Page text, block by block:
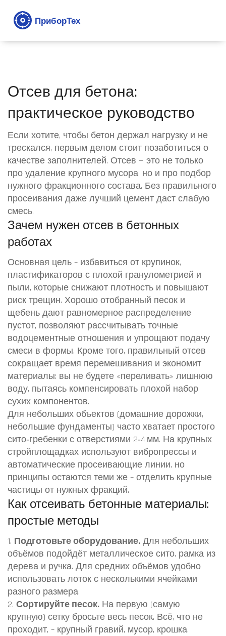
Отсев для бетона:
практическое руководство
Если хотите, чтобы бетон держал нагрузку и не
трескался, первым делом стоит позаботиться о
качестве заполнителей. Отсев — это не только
про удаление крупного мусора, но и про подбор
нужного фракционного состава. Без правильного
просеивания даже лучший цемент даст слабую
смесь.
Зачем нужен отсев в бетонных
работах
Основная цель – избавиться от крупинок,
пластификаторов с плохой гранулометрией и
пыли, которые снижают плотность и повышают
риск трещин. Хорошо отобранный песок и
щебень дают равномерное распределение
пустот, позволяют рассчитывать точные
водоцементные отношения и упрощают подачу
смеси в формы. Кроме того, правильный отсев
сокращает время перемешивания и экономит
материалы: вы не будете «переливать» лишнюю
воду, пытаясь компенсировать плохой набор
сухих компонентов.
Для небольших объектов (домашние дорожки,
небольшие фундаменты) часто хватает простого
сито‑гребенки с отверстиями 2‑4 мм. На крупных
стройплощадках используют вибропрессы и
автоматические просеивающие линии, но
принципы остаются теми же – отделить крупные
частицы от нужных фракций.
Как отсеивать бетонные материалы:
простые методы
1. Подготовьте оборудование. Для небольших
объёмов подойдёт металлическое сито, рамка из
дерева и ручка. Для средних объёмов удобно
использовать лоток с несколькими ячейками
разного размера.
2. Сортируйте песок. На первую (самую
крупную) сетку бросьте весь песок. Всё, что не
проходит, – крупный гравий, мусор, крошка.